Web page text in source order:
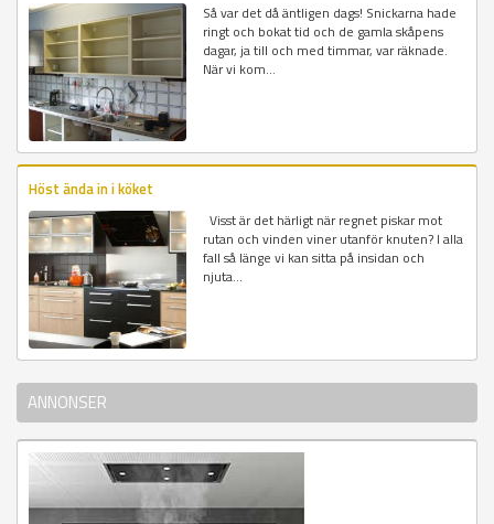
Så var det då äntligen dags! Snickarna hade
ringt och bokat tid och de gamla skåpens
dagar, ja till och med timmar, var räknade.
När vi kom...
Höst ända in i köket
Visst är det härligt när regnet piskar mot
rutan och vinden viner utanför knuten? I alla
fall så länge vi kan sitta på insidan och
njuta...
ANNONSER